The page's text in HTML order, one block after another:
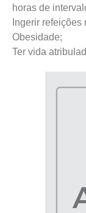
horas de
Ingerir
Obesidade;
Ter vida